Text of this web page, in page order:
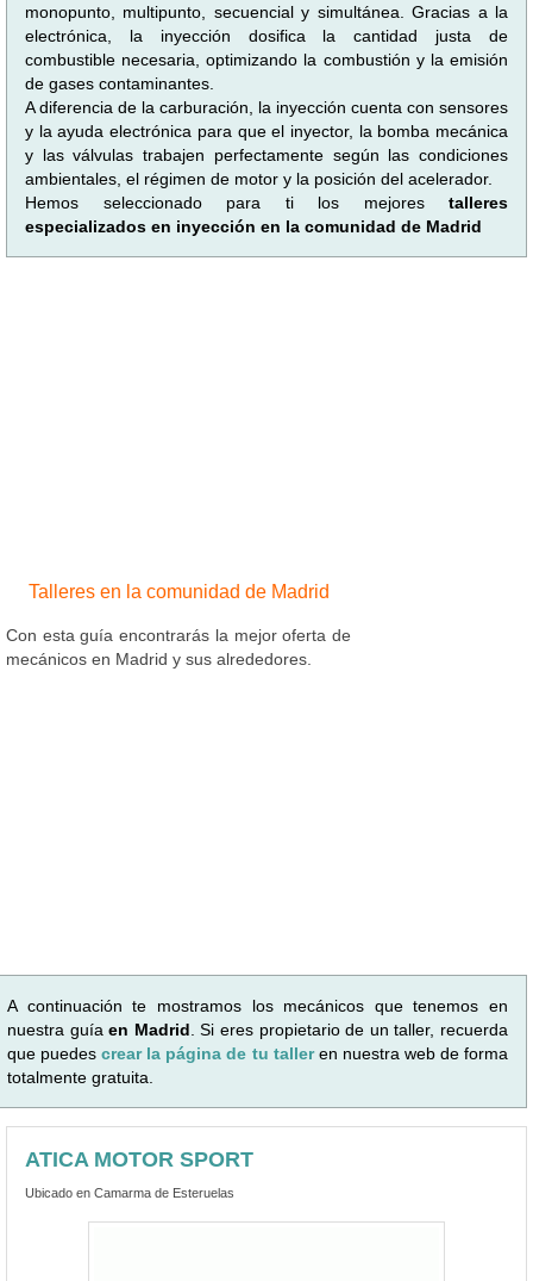
monopunto, multipunto, secuencial y simultánea. Gracias a la
electrónica, la inyección dosifica la cantidad justa de
combustible necesaria, optimizando la combustión y la emisión
de gases contaminantes.
A diferencia de la carburación, la inyección cuenta con sensores
y la ayuda electrónica para que el inyector, la bomba mecánica
y las válvulas trabajen perfectamente según las condiciones
ambientales, el régimen de motor y la posición del acelerador.
Hemos seleccionado para ti los mejores talleres
especializados en inyección en la comunidad de Madrid
Talleres en la comunidad de Madrid
Con esta guía encontrarás la mejor oferta de
mecánicos en Madrid y sus alrededores.
A continuación te mostramos los mecánicos que tenemos en
nuestra guíaen Madrid . Si eres propietario de un taller, recuerda
que puedescrear la página de tu talleren nuestra web de forma
totalmente gratuita.
ATICA MOTOR SPORT
Ubicado en Camarma de Esteruelas